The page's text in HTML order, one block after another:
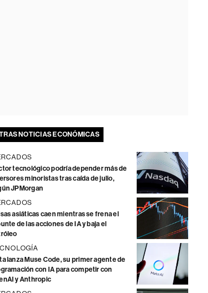
NOTICIAS ECONÓMICAS
tecnológico podría depender más de
minoristas tras caída de julio,
JPMorgan
asiáticas caen mientras se frena el
de las acciones de IA y baja el
lanza Muse Code, su primer agente de
con IA para competir con
y Anthropic